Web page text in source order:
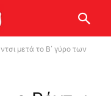
μετά το Β΄ γύρο των